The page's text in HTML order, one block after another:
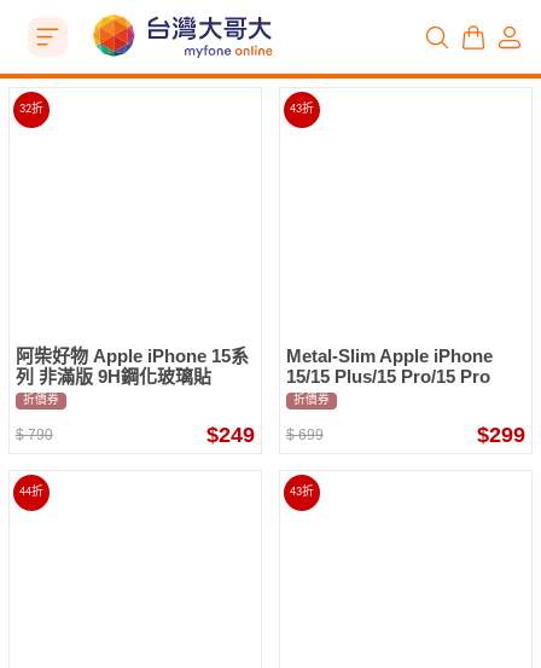
32折
阿柴好物 Apple iPhone 15系
列 非滿版 9H鋼化玻璃貼
折價券
$790 $249
43折
Metal-Slim Apple iPhone
15/15 Plus/15 Pro/15 Pro
Max 3D全包覆鋼化玻璃鏡頭
折價券
$699 $299
44折 43折